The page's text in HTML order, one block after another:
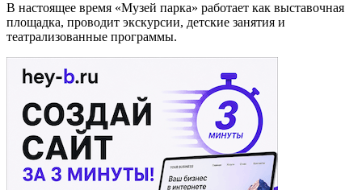
В настоящее время «Музей парка» работает как выставочная
площадка, проводит экскурсии, детские занятия и
театрализованные программы.